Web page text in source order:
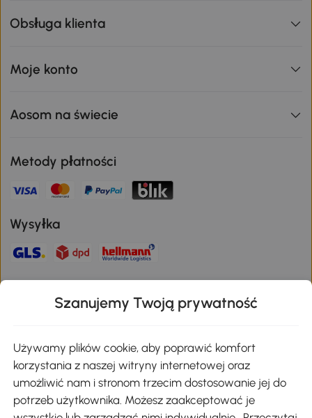
Obsługa klienta
Moje konto
Aosom na świecie
Metody płatności
Wysyłka
Pobierz aplikację Aosom
Google Play
Szanujemy Twoją prywatność
Używamy plików cookie, aby poprawić komfort
korzystania z naszej witryny internetowej oraz
umożliwić nam i stronom trzecim dostosowanie jej do
potrzeb użytkownika. Możesz zaakceptować je